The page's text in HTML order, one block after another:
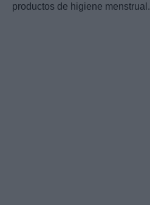
productos de higiene menstrual.